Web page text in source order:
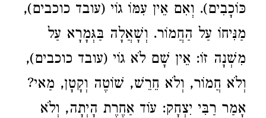
כּוֹכָבִים). וְאִם אֵין עִמּוֹ גוֹי (עובד כוכבים),
מַנִּיחוֹ עַל הַחֲמוֹר. וְשָׁאֲלָה בַּגְּמָרָא עַל
מִשְׁנָה זוֹ: אֵין שָׁם לֹא גוֹי (עובד כוכבים),
וְלֹא חֲמוֹר, וְלֹא חֵרֵשׁ, שׁוֹטֶה וְקָטָן, מַאי?
אָמַר רַבִּי יִצְחָק: עוֹד אַחֶרֶת הָיְתָה, וְלֹא